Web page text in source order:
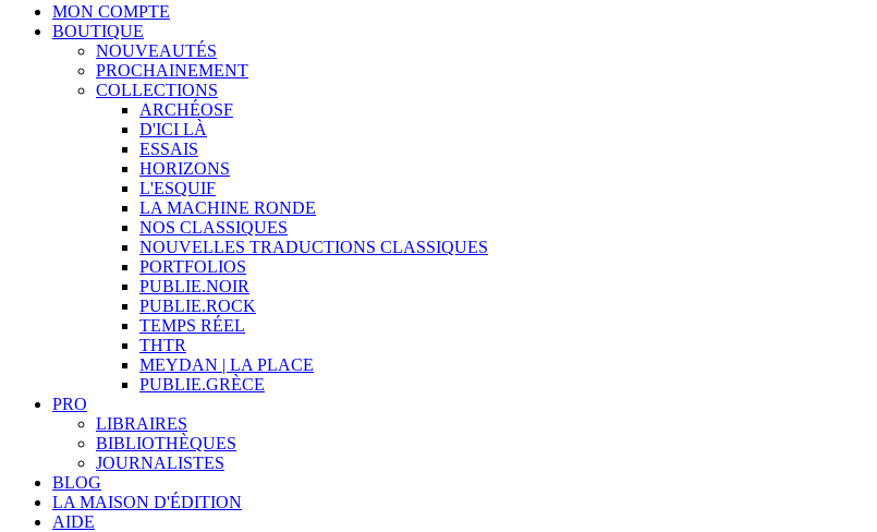
MON COMPTE
BOUTIQUE
NOUVEAUTÉS
PROCHAINEMENT
COLLECTIONS
ARCHÉOSF
D'ICI LÀ
ESSAIS
HORIZONS
L'ESQUIF
LA MACHINE RONDE
NOS CLASSIQUES
NOUVELLES TRADUCTIONS CLASSIQUES
PORTFOLIOS
PUBLIE.NOIR
PUBLIE.ROCK
TEMPS RÉEL
THTR
MEYDAN | LA PLACE
PUBLIE.GRÈCE
PRO
LIBRAIRES
BIBLIOTHÈQUES
JOURNALISTES
BLOG
LA MAISON D'ÉDITION
AIDE